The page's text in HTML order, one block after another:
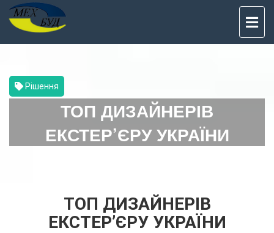
Рішення
ТОП ДИЗАЙНЕРІВ
ЕКСТЕР’ЄРУ УКРАЇНИ
ТОП ДИЗАЙНЕРІВ
ЕКСТЕР’ЄРУ УКРАЇНИ